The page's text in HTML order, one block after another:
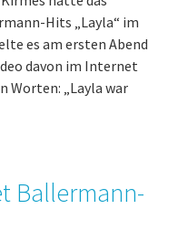
Hits „Layla“ im
es am ersten Abend
davon im Internet
Worten: „Layla war
Ballermann-